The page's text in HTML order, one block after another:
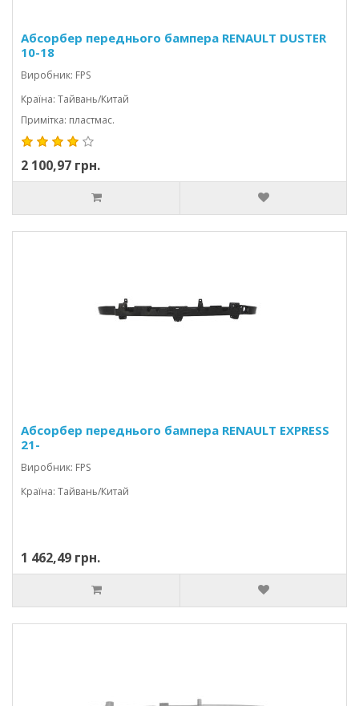
Абсорбер переднього бампера RENAULT DUSTER
10-18
Виробник: FPS
Країна: Тайвань/Китай
Примітка: пластмас.
2 100,97 грн.
Абсорбер переднього бампера RENAULT EXPRESS
21-
Виробник: FPS
Країна: Тайвань/Китай
1 462,49 грн.